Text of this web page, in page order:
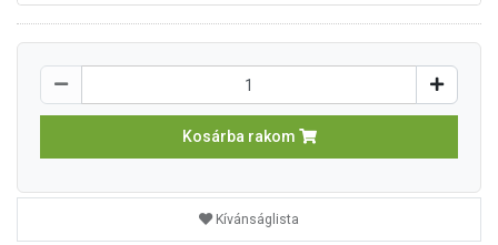
Kosárba rakom
Kívánságlista